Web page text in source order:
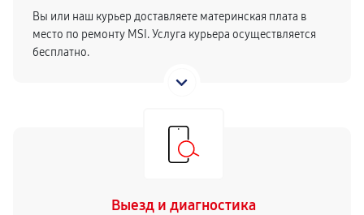
Вы или наш курьер доставляете материнская плата в
место по ремонту MSI. Услуга курьера осуществляется
бесплатно.
Выезд и диагностика